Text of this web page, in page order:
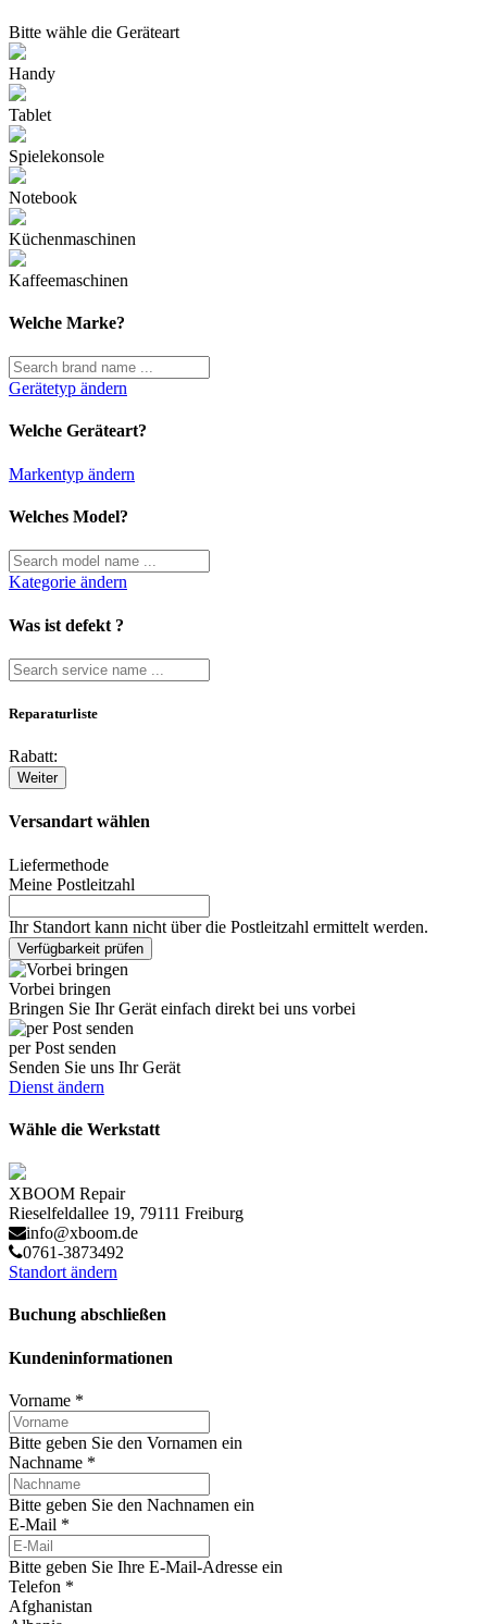
Bitte wähle die Geräteart
Handy
Tablet
Spielekonsole
Notebook
Küchenmaschinen
Kaffeemaschinen
Welche Marke?
Gerätetyp ändern
Welche Geräteart?
Markentyp ändern
Welches Model?
Kategorie ändern
Was ist defekt ?
Reparaturliste
Rabatt:
Weiter
Versandart wählen
Liefermethode
Meine Postleitzahl
Ihr Standort kann nicht über die Postleitzahl ermittelt werden.
Verfügbarkeit prüfen
Vorbei bringen
Bringen Sie Ihr Gerät einfach direkt bei uns vorbei
per Post senden
Senden Sie uns Ihr Gerät
Dienst ändern
Wähle die Werkstatt
XBOOM Repair
Rieselfeldallee 19, 79111 Freiburg
info@xboom.de
0761-3873492
Standort ändern
Buchung abschließen
Kundeninformationen
Vorname *
Bitte geben Sie den Vornamen ein
Nachname *
Bitte geben Sie den Nachnamen ein
E-Mail *
Bitte geben Sie Ihre E-Mail-Adresse ein
Telefon *
Afghanistan